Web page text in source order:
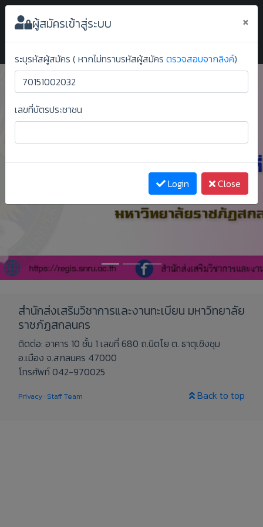
ระบบยืนยันสิทธิ์ออนไลน์ ม.ราชภัฏสกลนคร
ผู้สมัครเข้าสู่ระบบ ×
ระบุรหัสผู้สมัคร ( หากไม่ทราบรหัสผู้สมัคร ตรวจสอบจากลิงค์)
เลขที่บัตรประชาชน
Login Close Next
สำนักส่งเสริมวิชาการและงานทะเบียน มหาวิทยาลัย
ราชภัฏสกลนคร
ติดต่อ: อาคาร 10 ชั้น 1 เลขที่ 680 ถ.นิตโย ต. ธาตุเชิงชุม
อ.เมือง จ.สกลนคร 47000
โทรศัพท์ 042-970025
Back to top
Privacy· Staff Team